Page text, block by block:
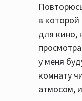
в которой
для кино,
у меня
комнату
атмосом,